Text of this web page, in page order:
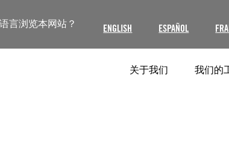
言浏览本网站？ ENGLISH ESPAÑOL
关于我们 我们的